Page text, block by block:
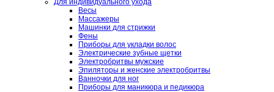
Для индивидуального ухода
Весы
Массажеры
Машинки для стрижки
Фены
Приборы для укладки волос
Электрические зубные щетки
Электробритвы мужские
Эпиляторы и женские электробритвы
Ванночки для ног
Приборы для маникюра и педикюра